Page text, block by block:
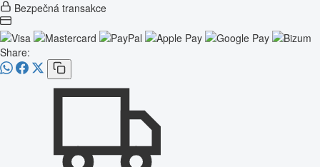
Bezpečná transakce
Share: